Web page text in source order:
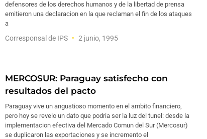
defensores de los derechos humanos y de la libertad de prensa
emitieron una declaracion en la que reclaman el fin de los ataques
a
Corresponsal de IPS 2 junio, 1995
MERCOSUR: Paraguay satisfecho con
resultados del pacto
Paraguay vive un angustioso momento en el ambito financiero,
pero hoy se revelo un dato que podria ser la luz del tunel: desde la
implementacion efectiva del Mercado Comun del Sur (Mercosur)
se duplicaron las exportaciones y se incremento el